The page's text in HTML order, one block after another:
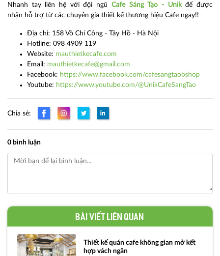
Nhanh tay liên hệ với đội ngũ Cafe Sáng Tạo - Unik để được
nhận hỗ trợ từ các chuyên gia thiết kế thương hiệu Cafe ngay!!
Địa chỉ: 158 Võ Chí Công - Tây Hồ - Hà Nội
Hotline: 098 4909 119
Website: mauthietkecafe.com
Email: mauthietkecafe@gmail.com​
Facebook: https://www.facebook.com/cafesangtaobshop
Youtube: https://www.youtube.com/@UnikCafeSangTao
Chia sẻ:
0 bình luận
Bài viết liên quan
Thiết kế quán cafe không gian mở kết
hợp vách ngăn